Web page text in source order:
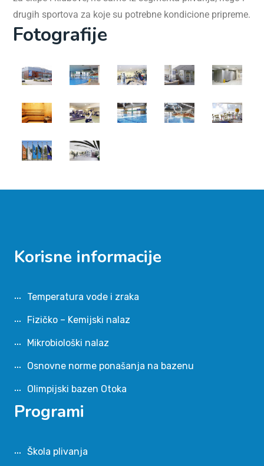
drugih sportova za koje su potrebne kondicione pripreme.
Fotografije
Korisne informacije
Temperatura vode i zraka
Fizičko – Kemijski nalaz
Mikrobiološki nalaz
Osnovne norme ponašanja na bazenu
Olimpijski bazen Otoka
Programi
Škola plivanja